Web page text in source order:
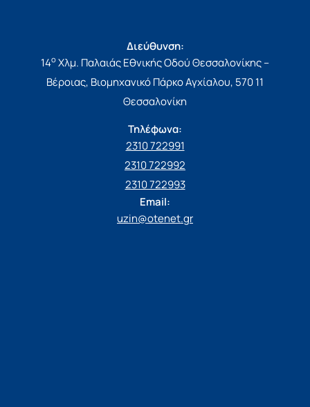
Διεύθυνση:
14ο Χλμ. Παλαιάς Εθνικής Οδού Θεσσαλονίκης –
Βέροιας, Βιομηχανικό Πάρκο Αγχίαλου, 570 11
Θεσσαλονίκη
Τηλέφωνα:
2310 722991
2310 722992
2310 722993
Email:
uzin@otenet.gr